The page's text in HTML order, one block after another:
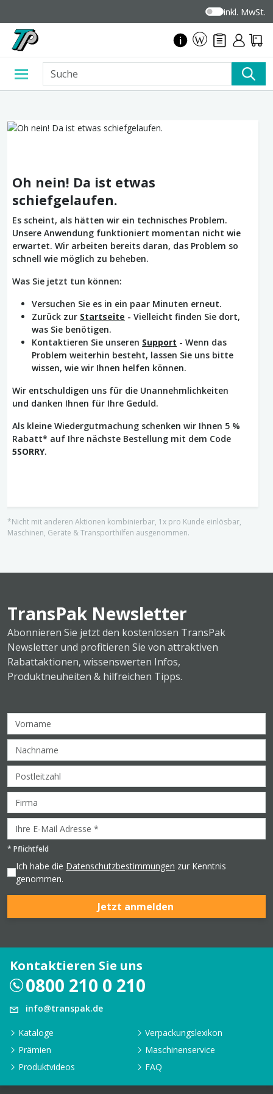
inkl. MwSt.
Oh nein! Da ist etwas
schiefgelaufen.
Es scheint, als hätten wir ein technisches Problem.
Unsere Anwendung funktioniert momentan nicht wie
erwartet. Wir arbeiten bereits daran, das Problem so
schnell wie möglich zu beheben.
Was Sie jetzt tun können:
Versuchen Sie es in ein paar Minuten erneut.
Zurück zur Startseite - Vielleicht finden Sie dort,
was Sie benötigen.
Kontaktieren Sie unseren Support - Wenn das
Problem weiterhin besteht, lassen Sie uns bitte
wissen, wie wir Ihnen helfen können.
Wir entschuldigen uns für die Unannehmlichkeiten
und danken Ihnen für Ihre Geduld.
Als kleine Wiedergutmachung schenken wir Ihnen 5 %
Rabatt* auf Ihre nächste Bestellung mit dem Code
5SORRY.
*Nicht mit anderen Aktionen kombinierbar, 1x pro Kunde einlösbar,
Maschinen, Geräte & Transporthilfen ausgenommen.
TransPak Newsletter
Abonnieren Sie jetzt den kostenlosen TransPak
Newsletter und profitieren Sie von attraktiven
Rabattaktionen, wissenswerten Infos,
Produktneuheiten & hilfreichen Tipps.
* Pflichtfeld
Ich habe die Datenschutzbestimmungen zur Kenntnis
genommen.
Jetzt anmelden
Kontaktieren Sie uns
0800 210 0 210
info@transpak.de
Kataloge
Verpackungslexikon
Prämien
Maschinenservice
Produktvideos
FAQ